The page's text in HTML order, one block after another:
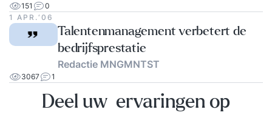
151
0
1 APR.‘06
Talentenmanagement verbetert de
bedrijfsprestatie
Redactie MNGMNTST
3067 1
Deel uw ervaringen op